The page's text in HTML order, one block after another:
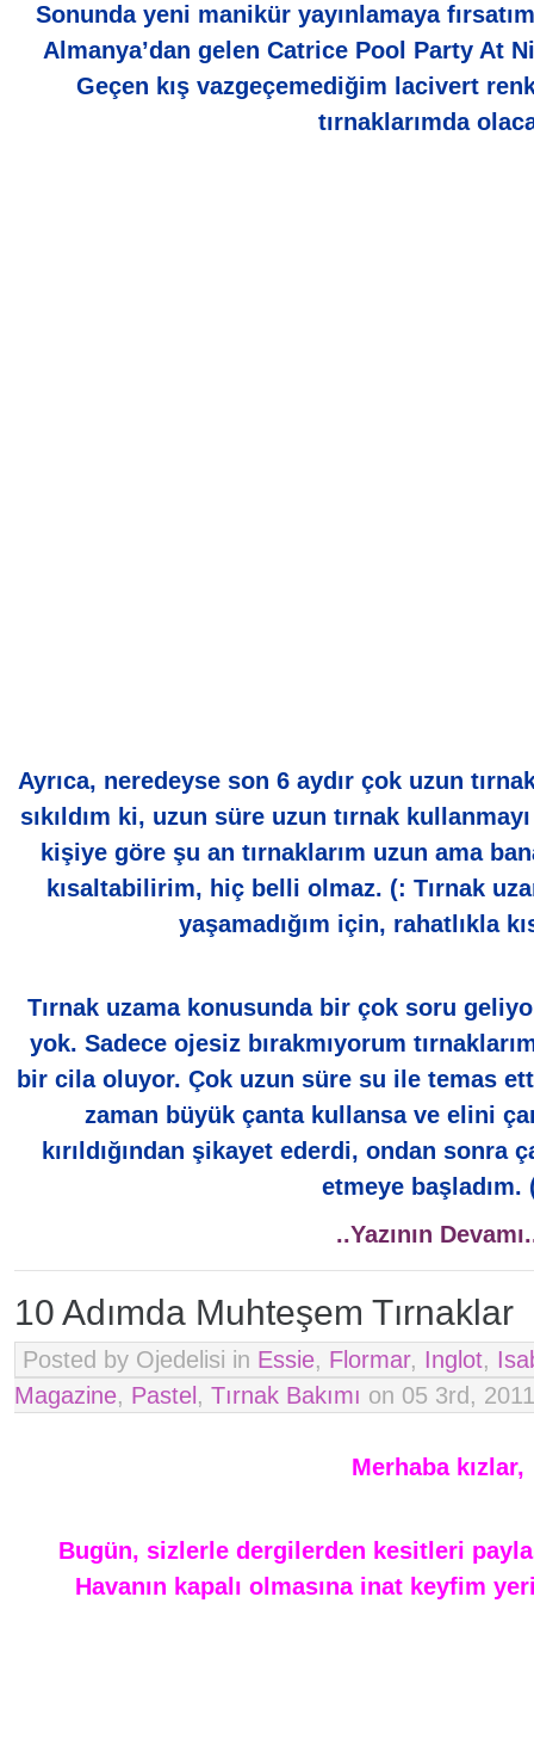
Sonunda yeni manikür yayınlamaya
Almanya’dan gelen Catrice Pool Party At
Geçen kış vazgeçemediğim lacivert
tırnaklarımda
Ayrıca, neredeyse son 6 aydır çok uzun
sıkıldım ki, uzun süre uzun tırnak
kişiye göre şu an tırnaklarım uzun ama
kısaltabilirim, hiç belli olmaz. (: Tırnak
yaşamadığım için, rahatlıkla
Tırnak uzama konusunda bir çok soru
yok. Sadece ojesiz bırakmıyorum
bir cila oluyor. Çok uzun süre su ile temas
zaman büyük çanta kullansa ve elini
kırıldığından şikayet ederdi, ondan sonra
etmeye başladım.
..Yazının
10 Adımda Muhteşem Tırnaklar
Posted by Ojedelisi in Essie, Flormar, Inglot,
Magazine, Pastel , Tırnak Bakımı on 05 3rd,
Merhaba kızlar,
Bugün, sizlerle dergilerden kesitleri
Havanın kapalı olmasına inat keyfim